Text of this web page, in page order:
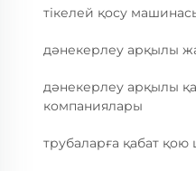
тікелей қосу
дәнекерлеу арқылы
дәнекерлеу арқылы
компаниялары
трубаларға қабат қою